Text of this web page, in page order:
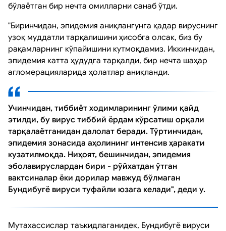
бўлаётган бир нечта омилларни санаб ўтди.
"Биринчидан, эпидемия аниқлангунга қадар вируснинг
узоқ муддатли тарқалишини ҳисобга олсак, биз бу
рақамларнинг кўпайишини кутмоқдамиз. Иккинчидан,
эпидемия катта ҳудудга тарқалди, бир нечта шаҳар
агломерацияларида ҳолатлар аниқланди.
Учинчидан, тиббиёт ходимларининг ўлими қайд
этилди, бу вирус тиббий ёрдам кўрсатиш орқали
тарқалаётганидан далолат беради. Тўртинчидан,
эпидемия зонасида аҳолининг интенсив ҳаракати
кузатилмоқда. Ниҳоят, бешинчидан, эпидемия
эболавируслардан бири - рўйхатдан ўтган
вактсиналар ёки дорилар мавжуд бўлмаган
Бундибугё вируси туфайли юзага келади", деди у.
Мутахассислар таъкидлаганидек, Бундибугё вируси